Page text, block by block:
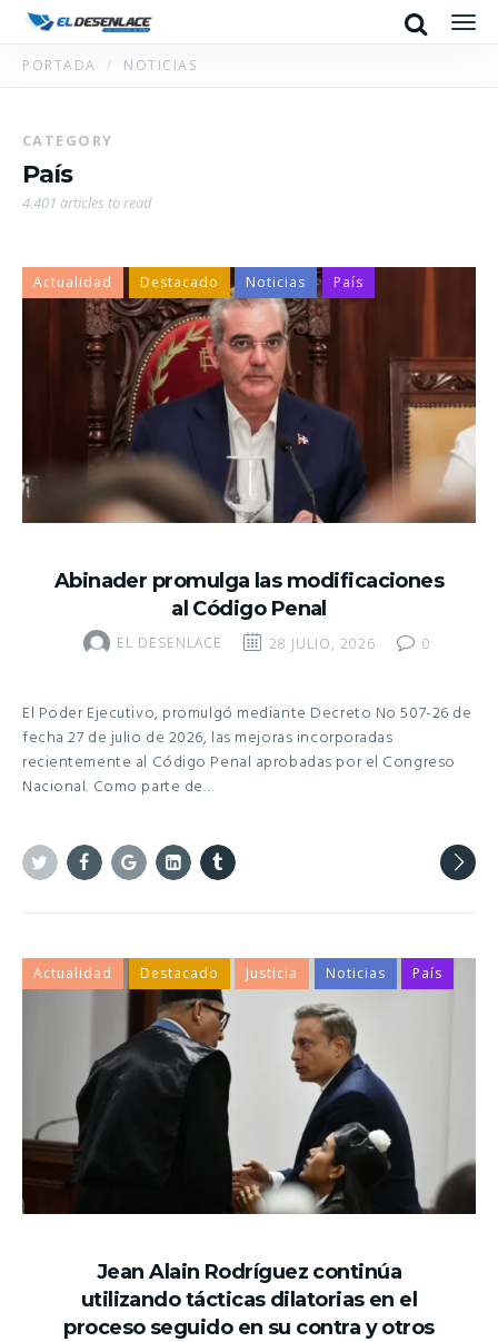
Search
PORTADA NOTICIAS
CATEGORY
País
4.401 articles to read
Abinader promulga las modificaciones
al Código Penal
EL DESENLACE 28 JULIO, 2026 0
Actualidad Destacado Noticias País
El Poder Ejecutivo, promulgó mediante Decreto No 507-26 de
fecha 27 de julio de 2026, las mejoras incorporadas
recientemente al Código Penal aprobadas por el Congreso
Nacional. Como parte de…
Jean Alain Rodríguez continúa
utilizando tácticas dilatorias en el
proceso seguido en su contra y otros
Actualidad Destacado Justicia Noticias País